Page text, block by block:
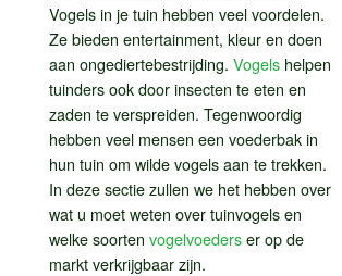
Vogels in je tuin hebben veel voordelen.
Ze bieden entertainment, kleur en doen
aan ongediertebestrijding. Vogels helpen
tuinders ook door insecten te eten en
zaden te verspreiden. Tegenwoordig
hebben veel mensen een voederbak in
hun tuin om wilde vogels aan te trekken.
In deze sectie zullen we het hebben over
wat u moet weten over tuinvogels en
welke soorten vogelvoederser op de
markt verkrijgbaar zijn.